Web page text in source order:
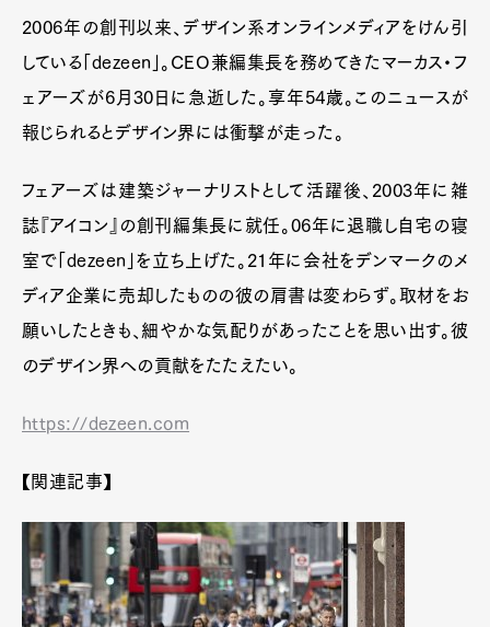
2006年の創刊以来、デザイン系オンラインメディアをけん引
している「dezeen」。CEO兼編集長を務めてきたマーカス・フ
ェアーズが6月30日に急逝した。享年54歳。このニュースが
報じられるとデザイン界には衝撃が走った。
フェアーズは建築ジャーナリストとして活躍後、2003年に雑
誌『アイコン』の創刊編集長に就任。06年に退職し自宅の寝
室で「dezeen」を立ち上げた。21年に会社をデンマークのメ
ディア企業に売却したものの彼の肩書は変わらず。取材をお
願いしたときも、細やかな気配りがあったことを思い出す。彼
のデザイン界への貢献をたたえたい。
https://dezeen.com
【関連記事】